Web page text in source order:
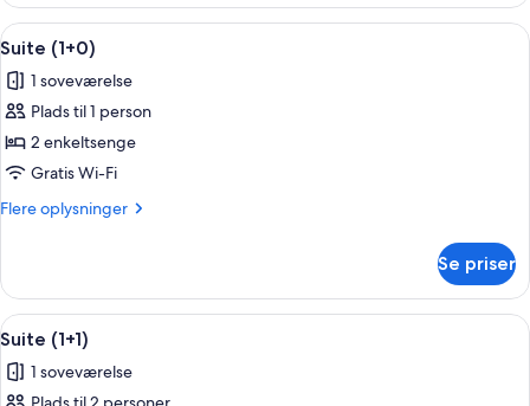
Indlæs
alle
billeder
af
Suite
(1+0)
En dobbeltseng med to puder, et
4
Suite (1+0)
1 soveværelse
Plads til 1 person
2 enkeltsenge
Gratis Wi-Fi
Flere oplysninger
Flere
(1+0)
Se priser
Indlæs
alle
billeder
En moderne stue med sofa,
7
Suite (1+1)
1 soveværelse